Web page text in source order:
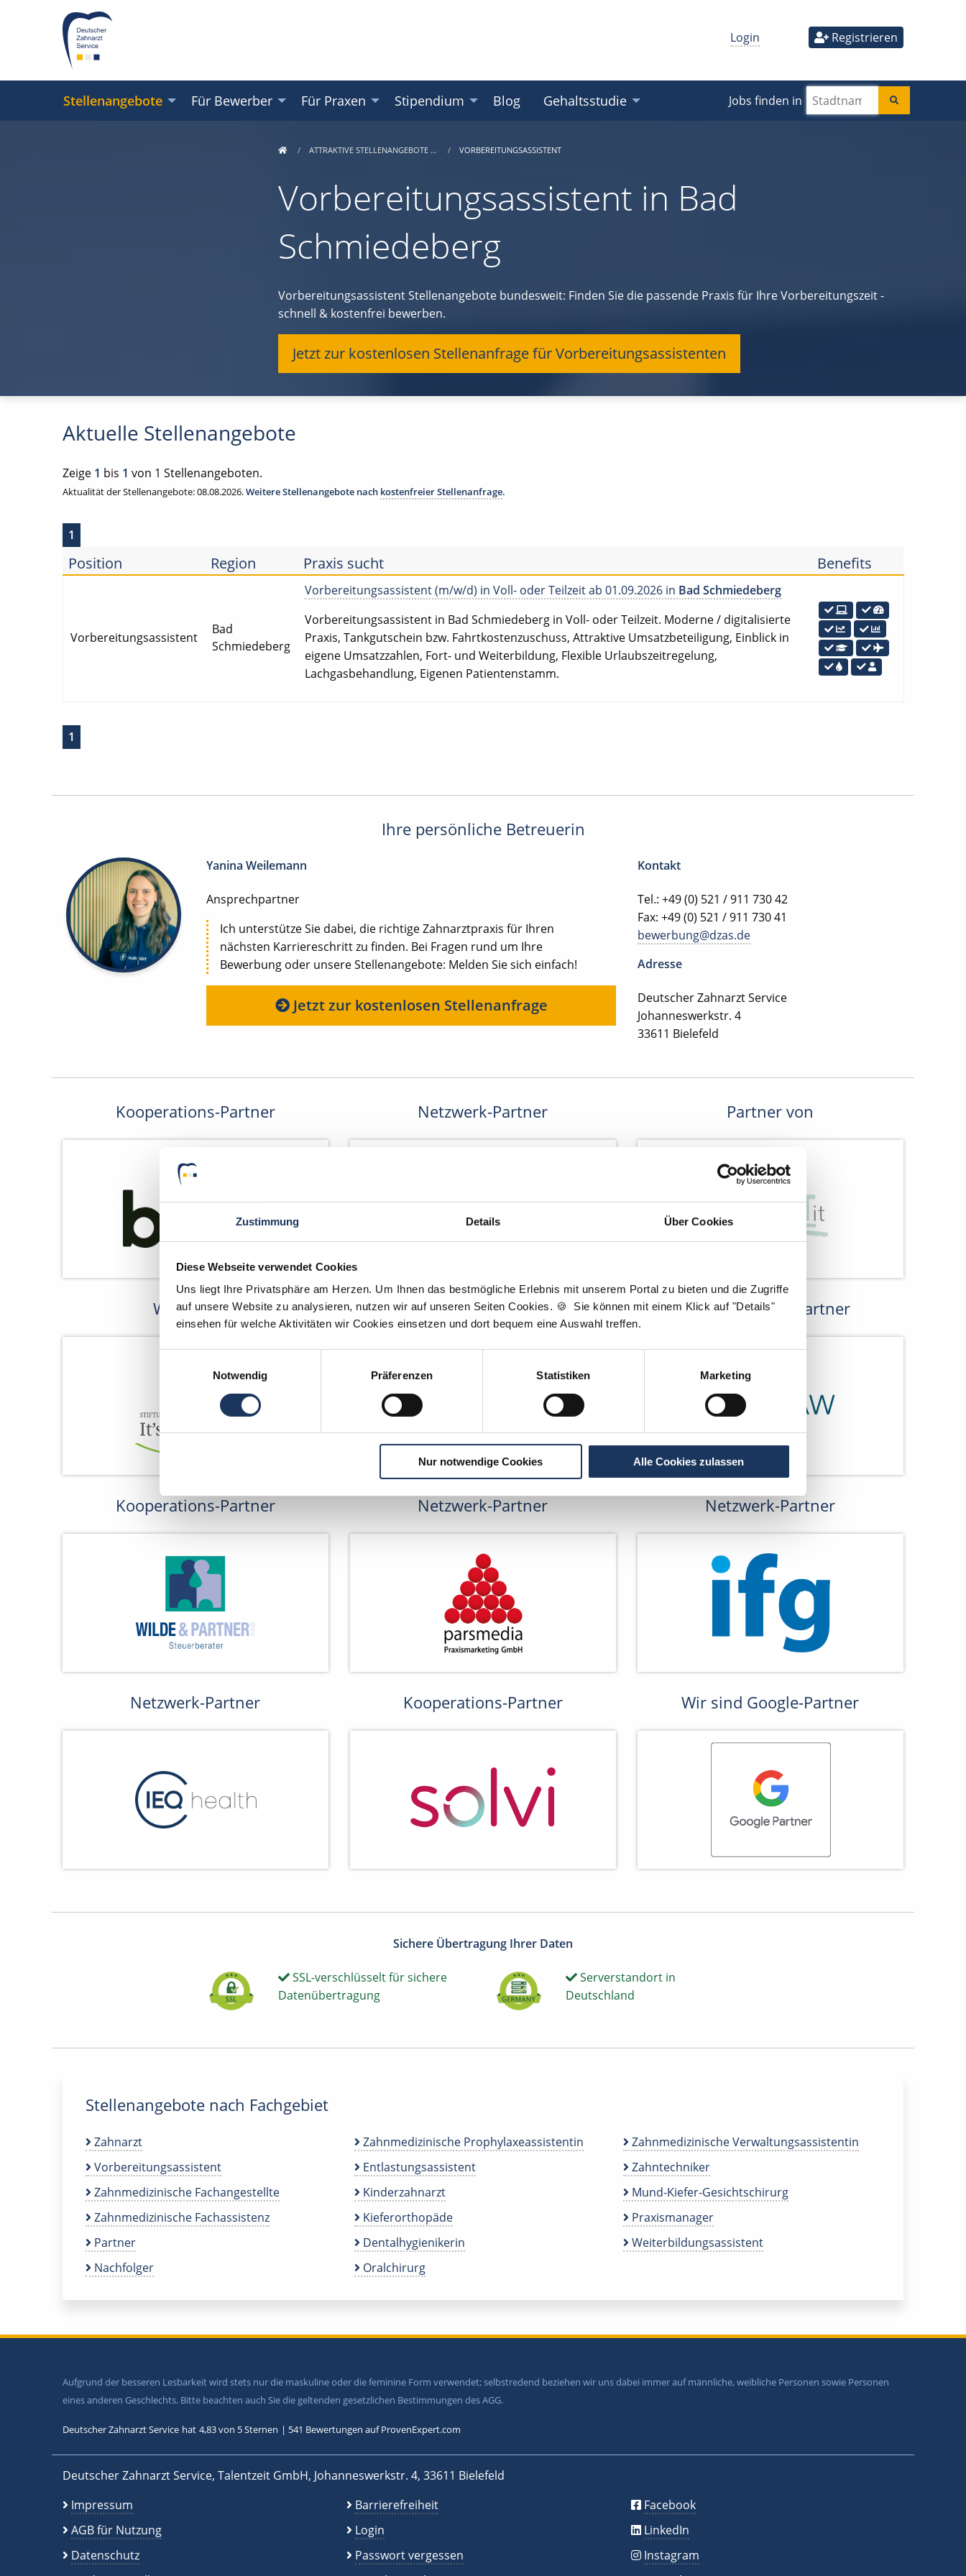
Zustimmung Details Über Cookies
Diese Webseite verwendet Cookies
Uns liegt Ihre Privatsphäre am Herzen. Um Ihnen das bestmögliche Erlebnis mit unserem Portal zu bieten und die Zugriffe
auf unsere Website zu analysieren, nutzen wir auf unseren Seiten Cookies. 🍪 Sie können mit einem Klick auf "Details"
einsehen für welche Aktivitäten wir Cookies einsetzen und dort bequem eine Auswahl treffen.
Notwendig
Präferenzen Statistiken Marketing
Nur notwendige Cookies Alle Cookies zulassen
Login Registrieren
Stellenangebote Für Bewerber Für Praxen Stipendium Blog Gehaltsstudie Jobs finden in
ATTRAKTIVE STELLENANGEBOTE … VORBEREITUNGSASSISTENT
Vorbereitungsassistent in Bad
Schmiedeberg
Vorbereitungsassistent Stellenangebote bundesweit: Finden Sie die passende Praxis für Ihre Vorbereitungszeit -
schnell & kostenfrei bewerben.
Jetzt zur kostenlosen Stellenanfrage für Vorbereitungsassistenten
Aktuelle Stellenangebote
Zeige 1 bis 1 von 1 Stellenangeboten.
Aktualität der Stellenangebote: 08.08.2026.Weitere Stellenangebote nach kostenfreier Stellenanfrage.
1
Position Region Praxis sucht Benefits
Vorbereitungsassistent
Bad
Schmiedeberg
Vorbereitungsassistent (m/w/d) in Voll- oder Teilzeit ab 01.09.2026 in Bad Schmiedeberg
Vorbereitungsassistent in Bad Schmiedeberg in Voll- oder Teilzeit. Moderne / digitalisierte
Praxis, Tankgutschein bzw. Fahrtkostenzuschuss, Attraktive Umsatzbeteiligung, Einblick in
eigene Umsatzzahlen, Fort- und Weiterbildung, Flexible Urlaubszeitregelung,
Lachgasbehandlung, Eigenen Patientenstamm.
1
Ihre persönliche Betreuerin
Yanina Weilemann
Ansprechpartner
Ich unterstütze Sie dabei, die richtige Zahnarztpraxis für Ihren
nächsten Karriereschritt zu finden. Bei Fragen rund um Ihre
Bewerbung oder unsere Stellenangebote: Melden Sie sich einfach!
Jetzt zur kostenlosen Stellenanfrage
Kontakt
Tel.: +49 (0) 521 / 911 730 42
Fax: +49 (0) 521 / 911 730 41
bewerbung@dzas.de
Adresse
Deutscher Zahnarzt Service
Johanneswerkstr. 4
33611 Bielefeld
Kooperations-Partner Netzwerk-Partner Partner von
Wir fördern Wir pflanzen Bäume Kooperations-Partner
Kooperations-Partner Netzwerk-Partner Netzwerk-Partner
Netzwerk-Partner Kooperations-Partner Wir sind Google-Partner
Sichere Übertragung Ihrer Daten
SSL-verschlüsselt für sichere
Datenübertragung
Serverstandort in
Deutschland
Stellenangebote nach Fachgebiet
Zahnarzt
Vorbereitungsassistent
Zahnmedizinische Fachangestellte
Zahnmedizinische Fachassistenz
Partner
Nachfolger
Zahnmedizinische Prophylaxeassistentin
Entlastungsassistent
Kinderzahnarzt
Kieferorthopäde
Dentalhygienikerin
Oralchirurg
Zahnmedizinische Verwaltungsassistentin
Zahntechniker
Mund-Kiefer-Gesichtschirurg
Praxismanager
Weiterbildungsassistent
Aufgrund der besseren Lesbarkeit wird stets nur die maskuline oder die feminine Form verwendet; selbstredend beziehen wir uns dabei immer auf männliche, weibliche Personen sowie Personen
eines anderen Geschlechts. Bitte beachten auch Sie die geltenden gesetzlichen Bestimmungen des AGG.
Deutscher Zahnarzt Service hat 4,83von 5Sternen | 541 Bewertungen auf ProvenExpert.com
Deutscher Zahnarzt Service, Talentzeit GmbH, Johanneswerkstr. 4, 33611 Bielefeld
Impressum
AGB für Nutzung
Datenschutz
Barrierefreiheit
Login
Passwort vergessen
Facebook
LinkedIn
Instagram